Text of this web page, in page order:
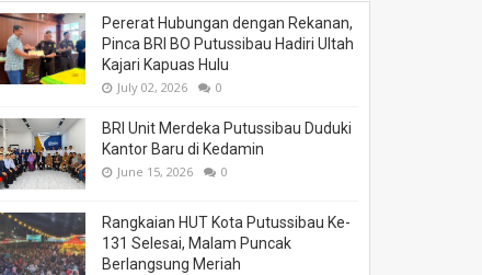
Pererat Hubungan dengan Rekanan,
Pinca BRI BO Putussibau Hadiri Ultah
Kajari Kapuas Hulu
July 02, 2026 0
BRI Unit Merdeka Putussibau Duduki
Kantor Baru di Kedamin
June 15, 2026 0
Rangkaian HUT Kota Putussibau Ke-
131 Selesai, Malam Puncak
Berlangsung Meriah